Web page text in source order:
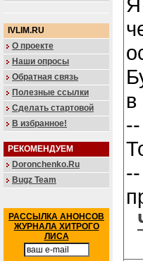
IVLIM.RU
О проекте
Наши опросы
Обратная связь
Полезные ссылки
Сделать стартовой
В избранное!
РЕКОМЕНДУЕМ
Doronchenko.Ru
Bugz Team
РАССЫЛКА АНОНСОВ
ЖУРНАЛА ХИТРОГО
ЛИСА